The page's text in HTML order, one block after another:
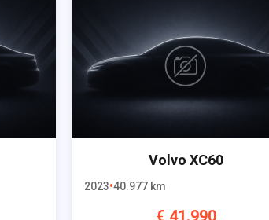
Volvo XC60
2023 40.977 km
€ 41.990